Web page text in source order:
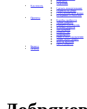
Контакты
Отделения
Как помочь
Сделать пожертвование
Подписка на добро
Стать волонтером фонда
Вечеринки со смыслом
Проекты
Коробка храбрости
Уроки Доброты
Юридическая помощь
Мамины радости
Автодобряки
Добрый торт
Добропробег
Няни особого назначения
Акция «Букет добра»
Фактор времени
Цветы доброты
Бизнесу
Отчеты